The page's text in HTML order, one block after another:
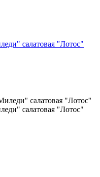
салатовая "Лотос"
салатовая "Лотос"